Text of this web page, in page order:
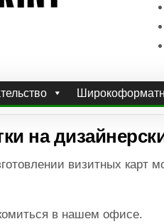
на
визитных карт
в нашем офисе.